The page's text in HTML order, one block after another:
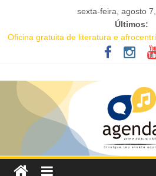
sexta-feira, agosto
Últimos:
Oficina gratuita de literatura e
para educadores da rede pública
Salvador recebe evento de celebração
Rap Nacional
Tuca Fernandes, Buja Ferreira e o
estão entre as atrações deste fim de
Dulce dos Pobres
Projeto Órbita estreia em Salvador com
Goethe-Institut e programação gratuita